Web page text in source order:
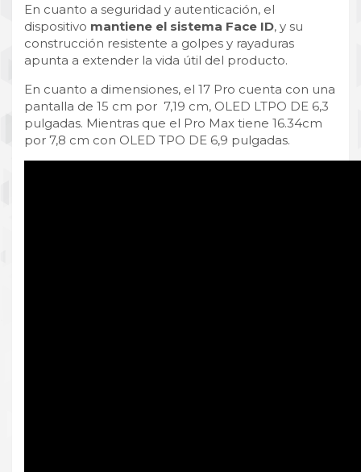
En cuanto a seguridad y autenticación, el
dispositivo mantiene el sistema Face ID, y su
construcción resistente a golpes y rayaduras
apunta a extender la vida útil del producto.
En cuanto a dimensiones, el 17 Pro cuenta con una
pantalla de 15 cm por 7,19 cm, OLED LTPO DE 6,3
pulgadas. Mientras que el Pro Max tiene 16.34cm
por 7,8 cm con OLED TPO DE 6,9 pulgadas.